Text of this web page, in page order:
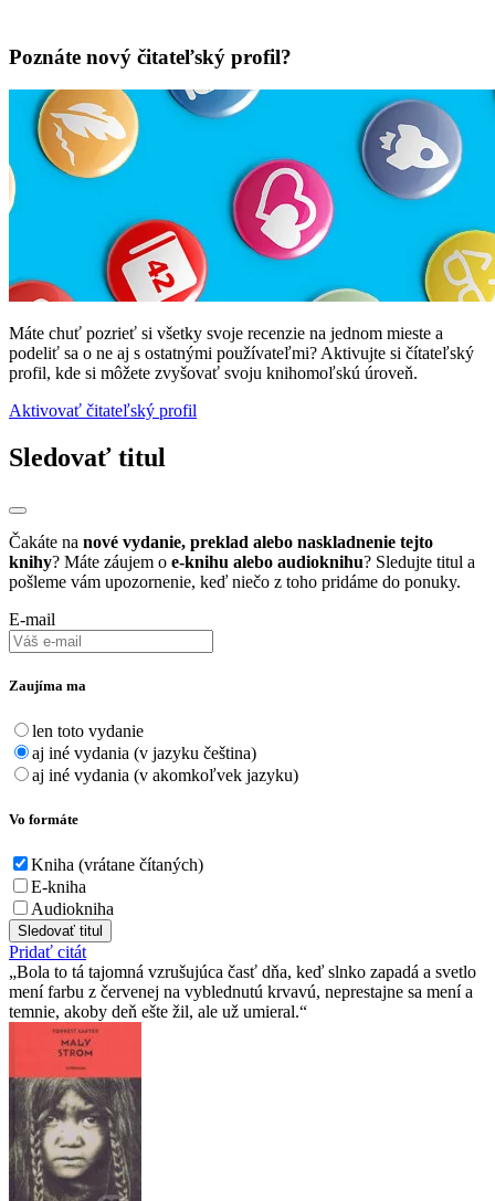
Poznáte nový čitateľský profil?
Máte chuť pozrieť si všetky svoje recenzie na jednom mieste a
podeliť sa o ne aj s ostatnými používateľmi? Aktivujte si čítateľský
profil, kde si môžete zvyšovať svoju knihomoľskú úroveň.
Aktivovať čitateľský profil
Sledovať titul
Čakáte na nové vydanie, preklad alebo naskladnenie tejto
knihy? Máte záujem o e-knihu alebo audioknihu? Sledujte titul a
pošleme vám upozornenie, keď niečo z toho pridáme do ponuky.
E-mail
Zaujíma ma
len toto vydanie
aj iné vydania (v jazyku čeština)
aj iné vydania (v akomkoľvek jazyku)
Vo formáte
Kniha (vrátane čítaných)
E-kniha
Audiokniha
Sledovať titul
Pridať citát
Bola to tá tajomná vzrušujúca časť dňa, keď slnko zapadá a svetlo
mení farbu z červenej na vyblednutú krvavú, neprestajne sa mení a
temnie, akoby deň ešte žil, ale už umieral.